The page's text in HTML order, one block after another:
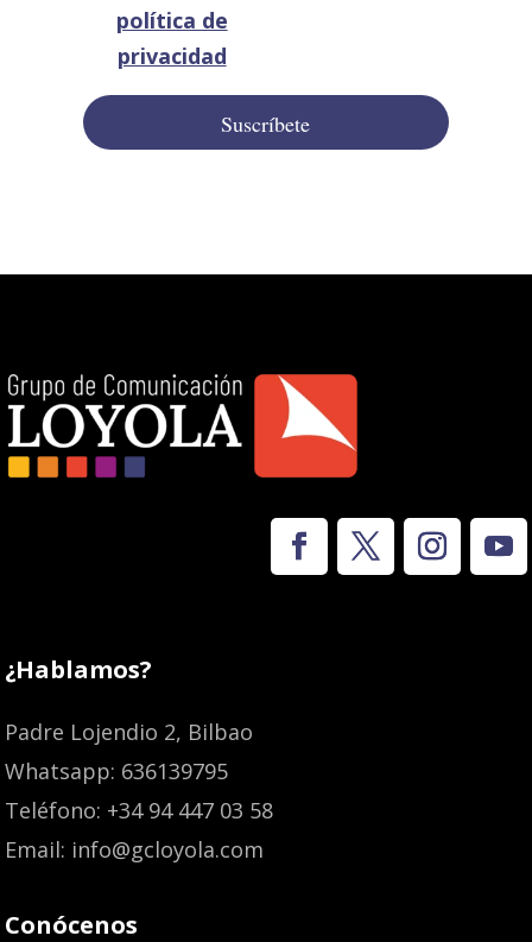
política de
privacidad
Suscríbete
¿Hablamos?
Padre Lojendio 2, Bilbao
Whatsapp: 636139795
Teléfono: +34 94 447 03 58
Email: info@gcloyola.com
Conócenos